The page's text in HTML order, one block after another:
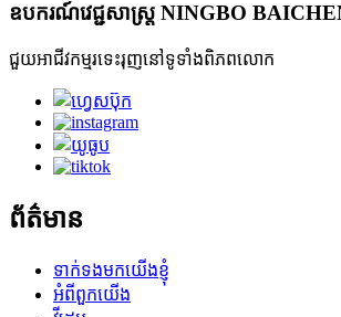
ឧបករណ៍វេជ្ជសាស្ត្រ NINGBO
ជួយអាជីវកម្មរទេះរុញនៅទូទាំងពិភពលោក
ព័ត៌មាន
ទាក់ទងមកយើងខ្ញុំ
អំពីពួកយើង